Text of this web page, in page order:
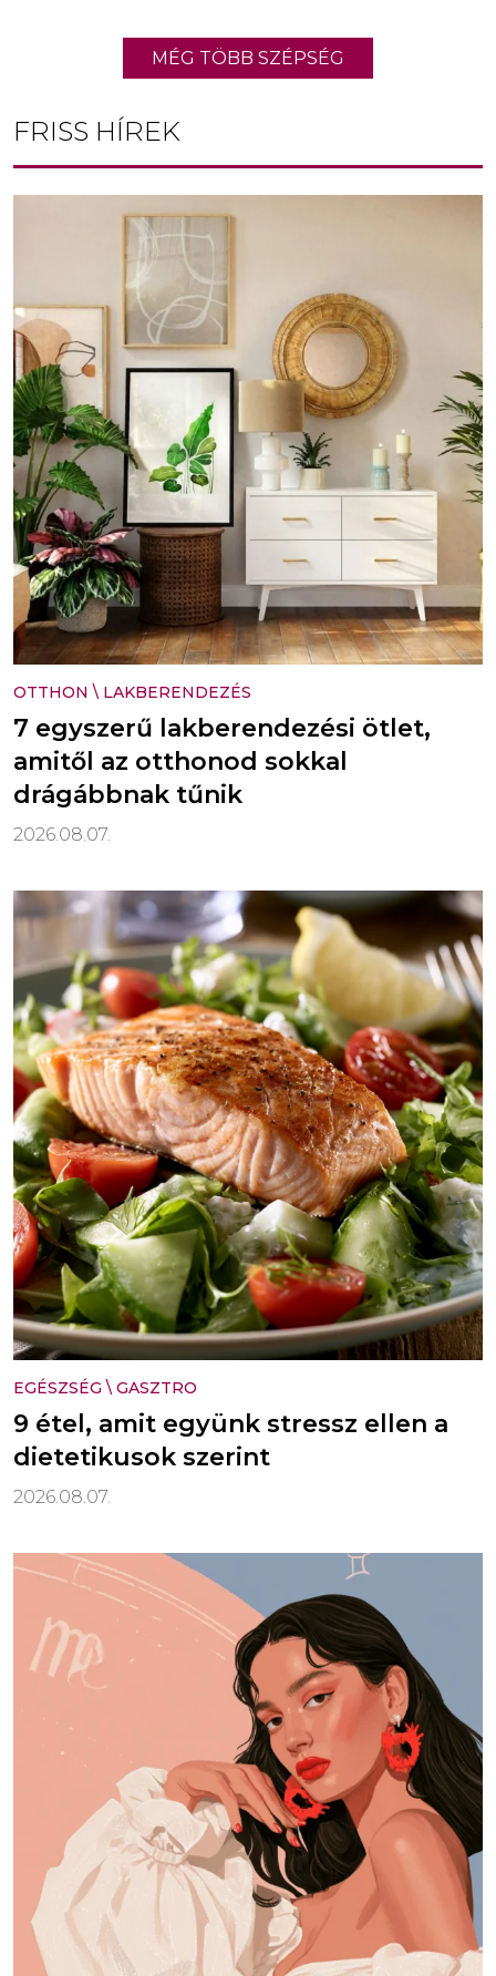
MÉG TÖBB SZÉPSÉG
FRISS HÍREK
OTTHON \ LAKBERENDEZÉS
7 egyszerű lakberendezési ötlet,
amitől az otthonod sokkal
drágábbnak tűnik
2026.08.07.
EGÉSZSÉG \ GASZTRO
9 étel, amit együnk stressz ellen a
dietetikusok szerint
2026.08.07.